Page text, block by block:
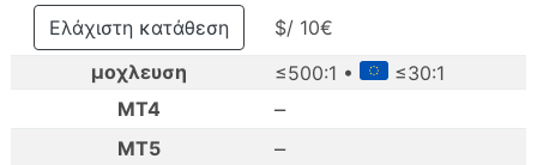
Ελάχιστη κατάθεση
$/ 10€
μοχλευση
≤500:1 •
≤30:1
MT4
–
MT5 –